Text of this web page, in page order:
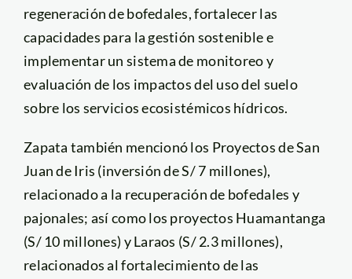
regeneración de bofedales, fortalecer las
capacidades para la gestión sostenible e
implementar un sistema de monitoreo y
evaluación de los impactos del uso del suelo
sobre los servicios ecosistémicos hídricos.
Zapata también mencionó los Proyectos de San
Juan de Iris (inversión de S/ 7 millones),
relacionado a la recuperación de bofedales y
pajonales; así como los proyectos Huamantanga
(S/ 10 millones) y Laraos (S/ 2.3 millones),
relacionados al fortalecimiento de las